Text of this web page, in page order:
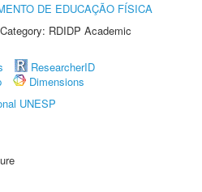
DE EDUCAÇÃO FÍSICA
RDIDP Academic
ResearcherID
Dimensions
UNESP